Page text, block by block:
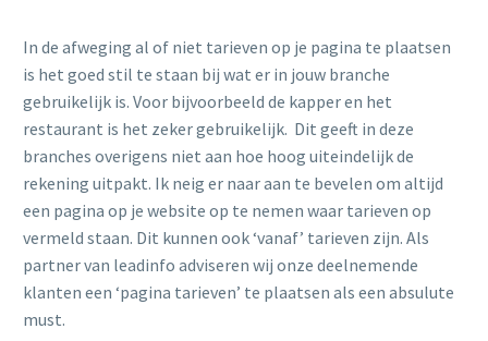
In de afweging al of niet tarieven op je pagina te plaatsen
is het goed stil te staan bij wat er in jouw branche
gebruikelijk is. Voor bijvoorbeeld de kapper en het
restaurant is het zeker gebruikelijk. Dit geeft in deze
branches overigens niet aan hoe hoog uiteindelijk de
rekening uitpakt. Ik neig er naar aan te bevelen om altijd
een pagina op je website op te nemen waar tarieven op
vermeld staan. Dit kunnen ook ‘vanaf’ tarieven zijn. Als
partner van leadinfo adviseren wij onze deelnemende
klanten een ‘pagina tarieven’ te plaatsen als een absulute
must.